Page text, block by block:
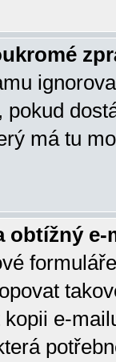
má tu
obtížný
e-